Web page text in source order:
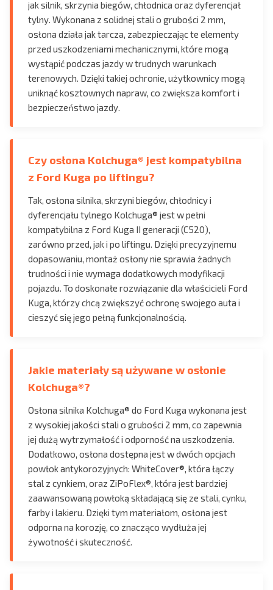
jak silnik, skrzynia biegów, chłodnica oraz dyferencjał
tylny. Wykonana z solidnej stali o grubości 2 mm,
osłona działa jak tarcza, zabezpieczając te elementy
przed uszkodzeniami mechanicznymi, które mogą
wystąpić podczas jazdy w trudnych warunkach
terenowych. Dzięki takiej ochronie, użytkownicy mogą
uniknąć kosztownych napraw, co zwiększa komfort i
bezpieczeństwo jazdy.
Czy osłona Kolchuga® jest kompatybilna
z Ford Kuga po liftingu?
Tak, osłona silnika, skrzyni biegów, chłodnicy i
dyferencjału tylnego Kolchuga® jest w pełni
kompatybilna z Ford Kuga II generacji (C520),
zarówno przed, jak i po liftingu. Dzięki precyzyjnemu
dopasowaniu, montaż osłony nie sprawia żadnych
trudności i nie wymaga dodatkowych modyfikacji
pojazdu. To doskonałe rozwiązanie dla właścicieli Ford
Kuga, którzy chcą zwiększyć ochronę swojego auta i
cieszyć się jego pełną funkcjonalnością.
Jakie materiały są używane w osłonie
Kolchuga®?
Osłona silnika Kolchuga® do Ford Kuga wykonana jest
z wysokiej jakości stali o grubości 2 mm, co zapewnia
jej dużą wytrzymałość i odporność na uszkodzenia.
Dodatkowo, osłona dostępna jest w dwóch opcjach
powłok antykorozyjnych: WhiteCover®, która łączy
stal z cynkiem, oraz ZiPoFlex®, która jest bardziej
zaawansowaną powłoką składającą się ze stali, cynku,
farby i lakieru. Dzięki tym materiałom, osłona jest
odporna na korozję, co znacząco wydłuża jej
żywotność i skuteczność.